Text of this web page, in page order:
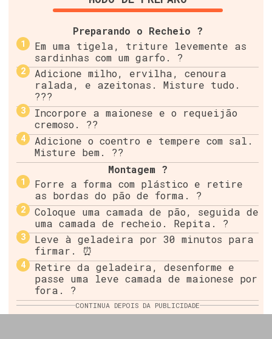
Preparando o Recheio ?
Em uma tigela, triture levemente as
sardinhas com um garfo. ?
Adicione milho, ervilha, cenoura
ralada, e azeitonas. Misture tudo.
???
Incorpore a maionese e o requeijão
cremoso. ??
Adicione o coentro e tempere com sal.
Misture bem. ??
Montagem ?
Forre a forma com plástico e retire
as bordas do pão de forma. ?
Coloque uma camada de pão, seguida de
uma camada de recheio. Repita. ?
Leve à geladeira por 30 minutos para
firmar. ⏰
Retire da geladeira, desenforme e
passe uma leve camada de maionese por
fora. ?
CONTINUA DEPOIS DA PUBLICIDADE